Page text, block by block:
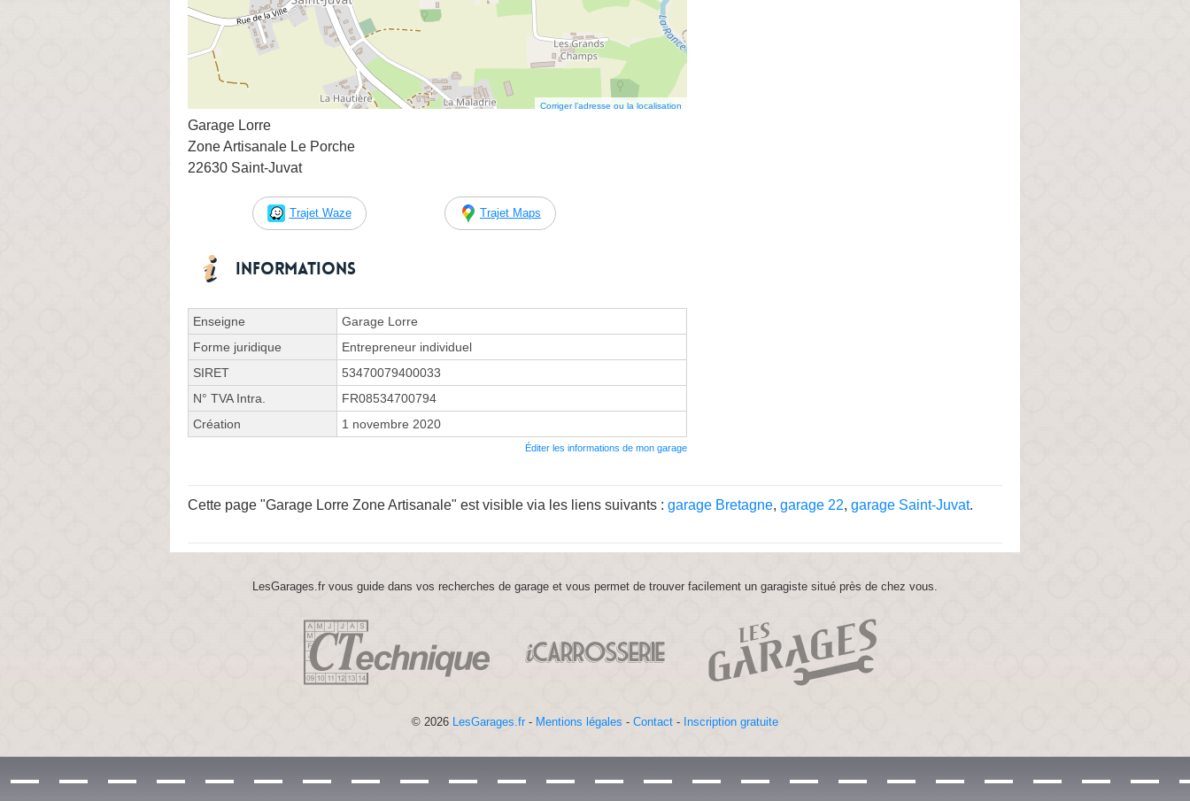
Corriger l’adresse ou la localisation
Garage Lorre
Zone Artisanale Le Porche
22630 Saint-Juvat
Trajet Waze Trajet Maps
Informations
Enseigne
Garage Lorre
Forme juridique
Entrepreneur individuel
SIRET
53470079400033
N° TVA Intra.
FR08534700794
Création
1 novembre 2020
Éditer les informations de mon garage
Cette page "Garage Lorre Zone Artisanale" est visible via les liens suivants : garage Bretagne, garage 22, garage Saint-Juvat.
LesGarages.fr vous guide dans vos recherches de garage et vous permet de trouver facilement un garagiste situé près de chez vous.
© 2026 LesGarages.fr - Mentions légales - Contact - Inscription gratuite